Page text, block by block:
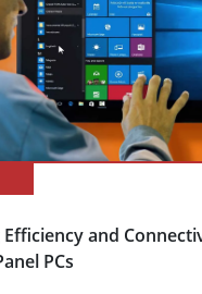
Efficiency and
PCs